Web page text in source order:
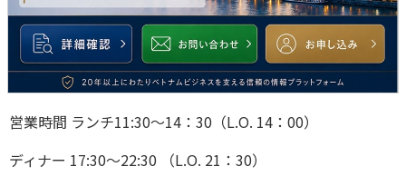
営業時間 ランチ11:30～14：30（L.O. 14：00）
ディナー 17:30～22:30 （L.O. 21：30）